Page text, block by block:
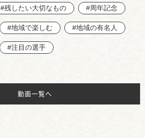
#残したい大切なもの #周年記念
#地域で楽しむ #地域の有名人
#注目の選手
動画一覧へ